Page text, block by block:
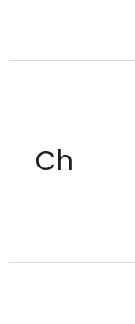
Ch